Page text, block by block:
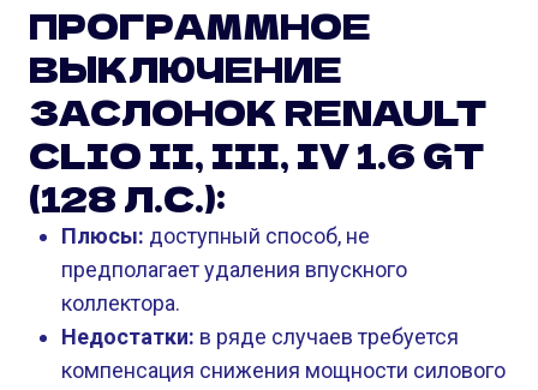
ПРОГРАММНОЕ
ВЫКЛЮЧЕНИЕ
ЗАСЛОНОК RENAULT
CLIO II, III, IV 1.6 GT
(128 Л.С.):
Плюсы: доступный способ, не
предполагает удаления впускного
коллектора.
Недостатки: в ряде случаев требуется
компенсация снижения мощности силового